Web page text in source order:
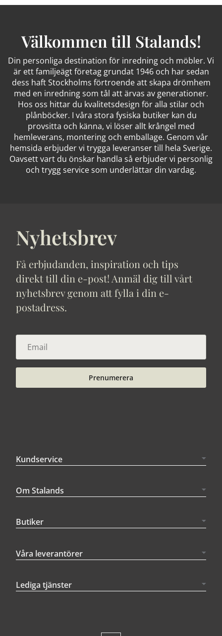
Välkommen till Stalands!
Din personliga destination för inredning och möbler. Vi
är ett familjeägt företag grundat 1946 och har sedan
dess haft Stockholms förtroende att skapa drömhem
med en inredning som tål att ärvas av generationer.
Hos oss hittar du kvalitetsdesign för alla stilar och
plånböcker. I våra stora fysiska butiker kan du
provsitta och känna, vi löser allt krångel med
hemleverans, montering och emballage. Genom vår
hemsida erbjuder vi trygga leveranser till hela Sverige.
Oavsett vart du önskar handla så erbjuder vi personlig
och trygg service som underlättar din vardag.
Nyhetsbrev
Få erbjudanden, inspiration och tips
direkt till din e-post! Anmäl dig till vårt
nyhetsbrev genom att fylla i din e-
postadress.
Prenumerera
Kundservice
Om Stalands
Butiker
Våra leverantörer
Lediga tjänster